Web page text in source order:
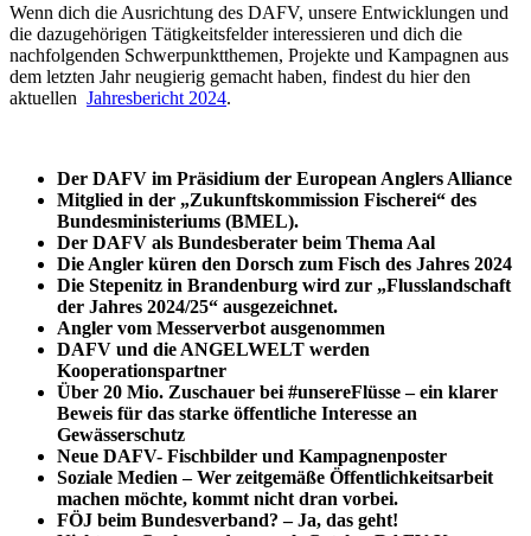
Wenn dich die Ausrichtung des DAFV, unsere Entwicklungen und
die dazugehörigen Tätigkeitsfelder interessieren und dich die
nachfolgenden Schwerpunktthemen, Projekte und Kampagnen aus
dem letzten Jahr neugierig gemacht haben, findest du hier den
aktuellen Jahresbericht 2024.
Der DAFV im Präsidium der European Anglers Alliance
Mitglied in der „Zukunftskommission Fischerei“ des
Bundesministeriums (BMEL).
Der DAFV als Bundesberater beim Thema Aal
Die Angler küren den Dorsch zum Fisch des Jahres 2024
Die Stepenitz in Brandenburg wird zur „Flusslandschaft
der Jahres 2024/25“ ausgezeichnet.
Angler vom Messerverbot ausgenommen
DAFV und die ANGELWELT werden
Kooperationspartner
Über 20 Mio. Zuschauer bei #unsereFlüsse – ein klarer
Beweis für das starke öffentliche Interesse an
Gewässerschutz
Neue DAFV- Fischbilder und Kampagnenposter
Soziale Medien – Wer zeitgemäße Öffentlichkeitsarbeit
machen möchte, kommt nicht dran vorbei.
FÖJ beim Bundesverband? – Ja, das geht!